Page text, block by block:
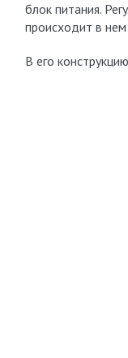
блок питания.
происходит в
В его